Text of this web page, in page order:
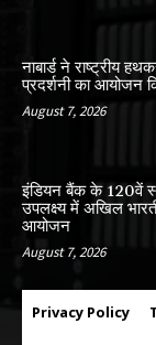
नाबार्ड ने राष्ट्रीय
प्रदर्शनी का आयोजन
August 7, 2026
इंडियन बैंक के 120वें
उपलक्ष्य में अखिल
आयोजन
August 7, 2026
Privacy Policy